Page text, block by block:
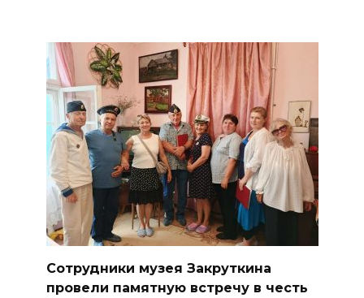
Сотрудники музея Закруткина
провели памятную встречу в честь